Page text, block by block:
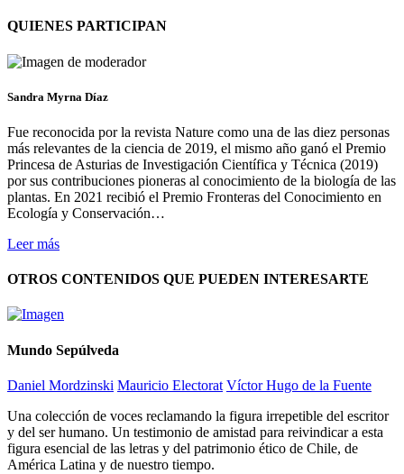
QUIENES PARTICIPAN
Sandra Myrna Díaz
Fue reconocida por la revista Nature como una de las diez personas
más relevantes de la ciencia de 2019, el mismo año ganó el Premio
Princesa de Asturias de Investigación Científica y Técnica (2019)
por sus contribuciones pioneras al conocimiento de la biología de las
plantas. En 2021 recibió el Premio Fronteras del Conocimiento en
Ecología y Conservación…
Leer más
OTROS CONTENIDOS QUE PUEDEN INTERESARTE
Mundo Sepúlveda
Daniel Mordzinski Mauricio Electorat Víctor Hugo de la Fuente
Una colección de voces reclamando la figura irrepetible del escritor
y del ser humano. Un testimonio de amistad para reivindicar a esta
figura esencial de las letras y del patrimonio ético de Chile, de
América Latina y de nuestro tiempo.